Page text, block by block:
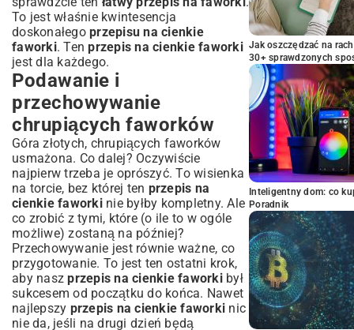
To jest właśnie kwintesencja
doskonałego przepisu na cienkie
faworki. Tenprzepis na cienkie faworki
jest dla każdego.
Podawanie i
przechowywanie
chrupiących faworków
Góra złotych, chrupiących faworków
usmażona. Co dalej? Oczywiście
najpierw trzeba je oprószyć. To wisienka
na torcie, bez której ten przepis na
cienkie faworkinie byłby kompletny. Ale
co zrobić z tymi, które (o ile to w ogóle
możliwe) zostaną na później?
Przechowywanie jest równie ważne, co
przygotowanie. To jest ten ostatni krok,
aby naszprzepis na cienkie faworkibył
sukcesem od początku do końca. Nawet
najlepszy przepis na cienkie faworki nic
nie da, jeśli na drugi dzień będą
Jak oszczędzać na
30+ sprawdzonych
Inteligentny dom: co
Poradnik